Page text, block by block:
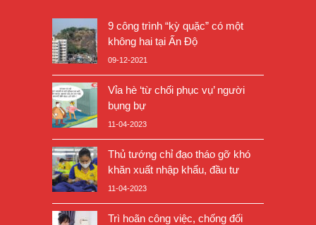
9 công trình “kỳ quặc” có một
không hai tại Ấn Độ
09-12-2021
Vỉa hè ‘từ chối phục vụ’ người
bụng bự
11-04-2023
Thủ tướng chỉ đạo tháo gỡ khó
khăn xuất nhập khẩu, đầu tư
11-04-2023
Trì hoãn công việc, chống đối